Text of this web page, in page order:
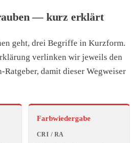
— kurz erklärt
geht, drei Begriffe in Kurzform.
verlinken wir jeweils den
Ratgeber, damit dieser Wegweiser
Farbwiedergabe
CRI / RA